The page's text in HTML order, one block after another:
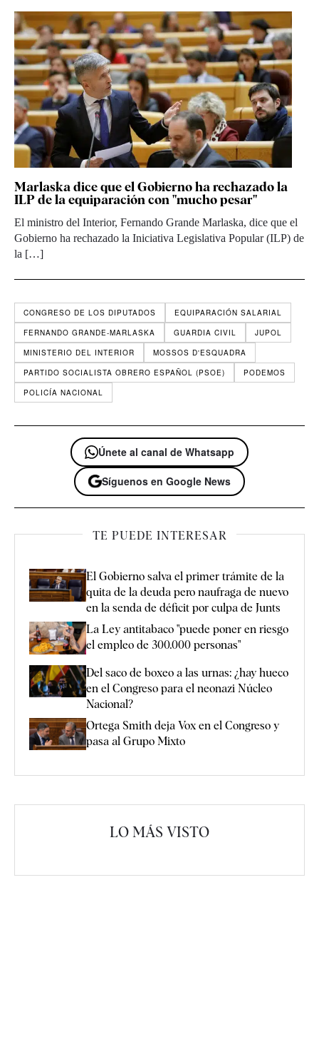
Marlaska dice que el Gobierno ha rechazado la
ILP de la equiparación con "mucho pesar"
El ministro del Interior, Fernando Grande Marlaska, dice que el
Gobierno ha rechazado la Iniciativa Legislativa Popular (ILP) de
la […]
CONGRESO DE LOS DIPUTADOS
EQUIPARACIÓN SALARIAL
FERNANDO GRANDE-MARLASKA
GUARDIA CIVIL
JUPOL
MINISTERIO DEL INTERIOR
MOSSOS D'ESQUADRA
PARTIDO SOCIALISTA OBRERO ESPAÑOL (PSOE)
PODEMOS
POLICÍA NACIONAL
Únete al canal de Whatsapp
Síguenos en Google News
TE PUEDE INTERESAR
El Gobierno salva el primer trámite de la
quita de la deuda pero naufraga de nuevo
en la senda de déficit por culpa de Junts
La Ley antitabaco "puede poner en riesgo
el empleo de 300.000 personas"
Del saco de boxeo a las urnas: ¿hay hueco
en el Congreso para el neonazi Núcleo
Nacional?
Ortega Smith deja Vox en el Congreso y
pasa al Grupo Mixto
LO MÁS VISTO